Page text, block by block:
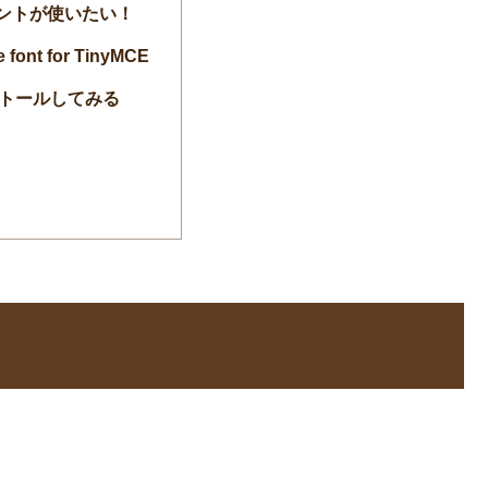
トが使いたい！
font for TinyMCE
ールしてみる